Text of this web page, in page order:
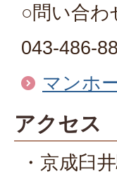
○問い合わ
043-486-
マンホ
アクセス
・京成臼